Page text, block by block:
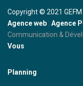
Copyright © 2021
Agence web : Agence
Communication &
Vous
Planning